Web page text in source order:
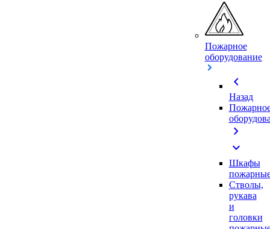
Пожарное
оборудование
chevron_left
Назад
chevron_right
expand_more
Шкафы
Стволы,
рукава
и
головки